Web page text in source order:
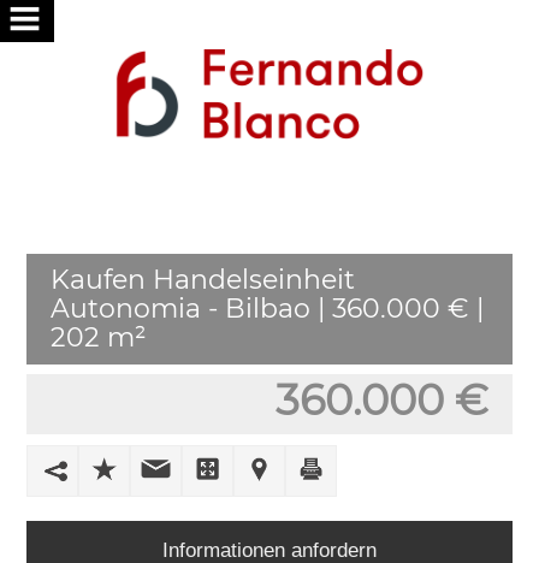
FÜR
IHR
Kaufen Handelseinheit
Autonomia - Bilbao | 360.000 € |
202 m²
360.000 €
Informationen anfordern